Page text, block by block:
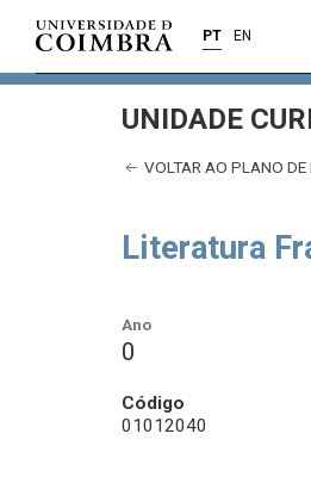
PT EN
UNIDADE
VOLTAR AO PLANO DE
Literatura
Ano
0
Código
01012040